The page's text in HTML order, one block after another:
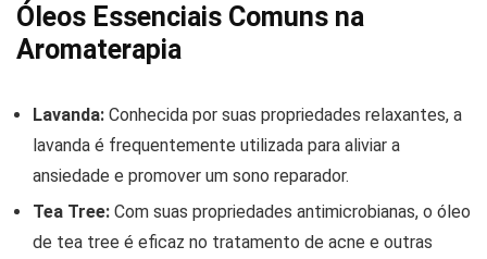
Óleos Essenciais Comuns na
Aromaterapia
Lavanda: Conhecida por suas propriedades relaxantes, a
lavanda é frequentemente utilizada para aliviar a
ansiedade e promover um sono reparador.
Tea Tree: Com suas propriedades antimicrobianas, o óleo
de tea tree é eficaz no tratamento de acne e outras